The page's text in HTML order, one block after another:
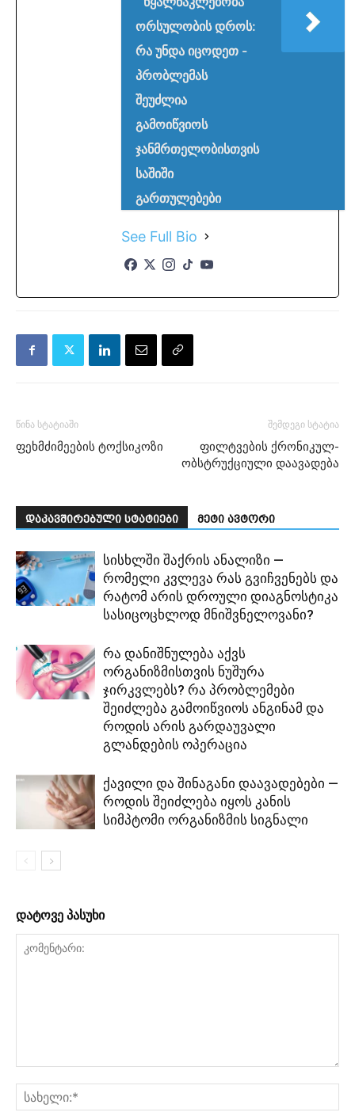
ორსულობის დროს:
რა უნდა იცოდეთ -
პრობლემას
შეუძლია
გამოიწვიოს
ჯანმრთელობისთვის
საშიში
გართულებები
See Full Bio
წინა სტატიაში
ფეხმძიმეების ტოქსიკოზი
შემდეგი სტატია
ფილტვების ქრონიკულ-
ობსტრუქციული დაავადება
დაკავშირებული სტატიები მეტი ავტორი
სისხლში შაქრის ანალიზი —
რომელი კვლევა რას გვიჩვენებს და
რატომ არის დროული დიაგნოსტიკა
სასიცოცხლოდ მნიშვნელოვანი?
რა დანიშნულება აქვს
ორგანიზმისთვის ნუშურა
ჯირკვლებს? რა პრობლემები
შეიძლება გამოიწვიოს ანგინამ და
როდის არის გარდაუვალი
გლანდების ოპერაცია
ქავილი და შინაგანი დაავადებები —
როდის შეიძლება იყოს კანის
სიმპტომი ორგანიზმის სიგნალი
დატოვე პასუხი